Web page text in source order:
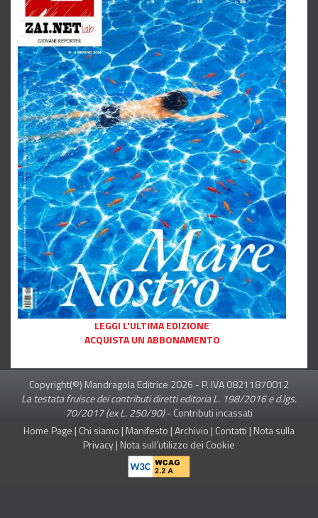
LEGGI L'ULTIMA EDIZIONE
ACQUISTA UN ABBONAMENTO
Copyright(©) Mandragola Editrice 2026 - P. IVA 08211870012
La testata fruisce dei contributi diretti editoria L. 198/2016 e d.lgs.
70/2017 (ex L. 250/90)-Contributi incassati
Home Page | Chi siamo | Manifesto |Archivio | Contatti | Nota sulla
Privacy| Nota sull’utilizzo dei Cookie